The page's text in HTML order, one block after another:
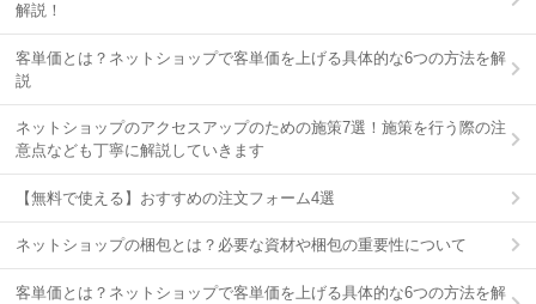
解説！
客単価とは？ネットショップで客単価を上げる具体的な6つの方法を解
説
ネットショップのアクセスアップのための施策7選！施策を行う際の注
意点なども丁寧に解説していきます
【無料で使える】おすすめの注文フォーム4選
ネットショップの梱包とは？必要な資材や梱包の重要性について
客単価とは？ネットショップで客単価を上げる具体的な6つの方法を解